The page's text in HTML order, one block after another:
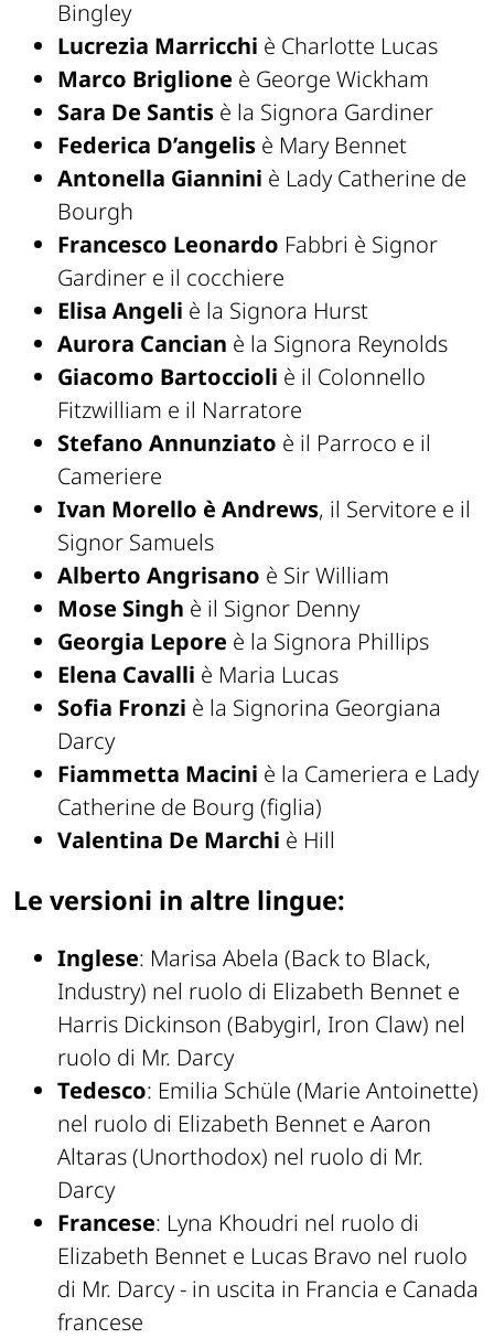
Bingley
Lucrezia Marricchi è Charlotte Lucas
Marco Briglione è George Wickham
Sara De Santis è la Signora Gardiner
Federica D’angelis è Mary Bennet
Antonella Giannini è Lady Catherine de
Bourgh
Francesco Leonardo Fabbri è Signor
Gardiner e il cocchiere
Elisa Angeli è la Signora Hurst
Aurora Cancian è la Signora Reynolds
Giacomo Bartoccioli è il Colonnello
Fitzwilliam e il Narratore
Stefano Annunziato è il Parroco e il
Cameriere
Ivan Morello è Andrews, il Servitore e il
Signor Samuels
Alberto Angrisano è Sir William
Mose Singh è il Signor Denny
Georgia Lepore è la Signora Phillips
Elena Cavalli è Maria Lucas
Sofia Fronzi è la Signorina Georgiana
Darcy
Fiammetta Macini è la Cameriera e Lady
Catherine de Bourg (figlia)
Valentina De Marchi è Hill
Le versioni in altre lingue:
Inglese: Marisa Abela (Back to Black,
Industry) nel ruolo di Elizabeth Bennet e
Harris Dickinson (Babygirl, Iron Claw) nel
ruolo di Mr. Darcy
Tedesco: Emilia Schüle (Marie Antoinette)
nel ruolo di Elizabeth Bennet e Aaron
Altaras (Unorthodox) nel ruolo di Mr.
Darcy
Francese: Lyna Khoudri nel ruolo di
Elizabeth Bennet e Lucas Bravo nel ruolo
di Mr. Darcy - in uscita in Francia e Canada
francese